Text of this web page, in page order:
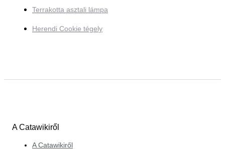
Terrakotta asztali lámpa
Herendi Cookie tégely
A Catawikiről
A Catawikiről